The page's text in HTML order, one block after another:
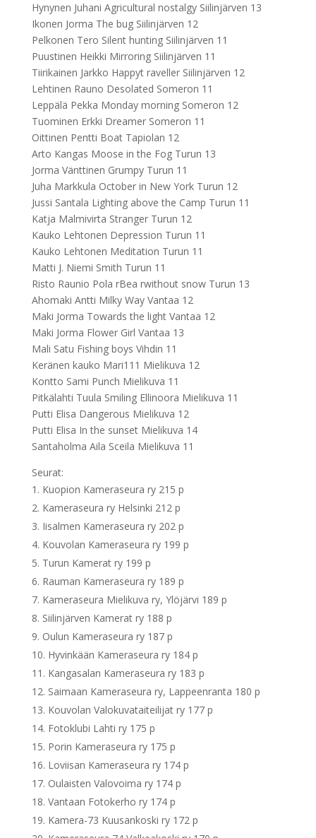
Hynynen Juhani Agricultural nostalgy Siilinjärven 13
Ikonen Jorma The bug Siilinjärven 12
Pelkonen Tero Silent hunting Siilinjärven 11
Puustinen Heikki Mirroring Siilinjärven 11
Tiirikainen Jarkko Happyt raveller Siilinjärven 12
Lehtinen Rauno Desolated Someron 11
Leppälä Pekka Monday morning Someron 12
Tuominen Erkki Dreamer Someron 11
Oittinen Pentti Boat Tapiolan 12
Arto Kangas Moose in the Fog Turun 13
Jorma Vänttinen Grumpy Turun 11
Juha Markkula October in New York Turun 12
Jussi Santala Lighting above the Camp Turun 11
Katja Malmivirta Stranger Turun 12
Kauko Lehtonen Depression Turun 11
Kauko Lehtonen Meditation Turun 11
Matti J. Niemi Smith Turun 11
Risto Raunio Pola rBea rwithout snow Turun 13
Ahomaki Antti Milky Way Vantaa 12
Maki Jorma Towards the light Vantaa 12
Maki Jorma Flower Girl Vantaa 13
Mali Satu Fishing boys Vihdin 11
Keränen kauko Mari111 Mielikuva 12
Kontto Sami Punch Mielikuva 11
Pitkälahti Tuula Smiling Ellinoora Mielikuva 11
Putti Elisa Dangerous Mielikuva 12
Putti Elisa In the sunset Mielikuva 14
Santaholma Aila Sceila Mielikuva 11
Seurat:
Kuopion Kameraseura ry 215 p
Kameraseura ry Helsinki 212 p
Iisalmen Kameraseura ry 202 p
Kouvolan Kameraseura ry 199 p
Turun Kamerat ry 199 p
Rauman Kameraseura ry 189 p
Kameraseura Mielikuva ry, Ylöjärvi 189 p
Siilinjärven Kamerat ry 188 p
Oulun Kameraseura ry 187 p
Hyvinkään Kameraseura ry 184 p
Kangasalan Kameraseura ry 183 p
Saimaan Kameraseura ry, Lappeenranta 180 p
Kouvolan Valokuvataiteilijat ry 177 p
Fotoklubi Lahti ry 175 p
Porin Kameraseura ry 175 p
Loviisan Kameraseura ry 174 p
Oulaisten Valovoima ry 174 p
Vantaan Fotokerho ry 174 p
Kamera-73 Kuusankoski ry 172 p